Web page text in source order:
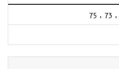
,
73
,
75